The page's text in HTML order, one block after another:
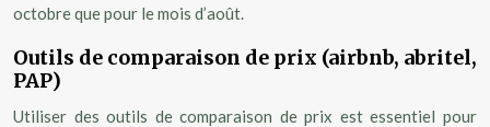
octobre que pour le mois d’août.
Outils de comparaison de prix (airbnb, abritel,
PAP)
Utiliser des outils de comparaison de prix est essentiel pour